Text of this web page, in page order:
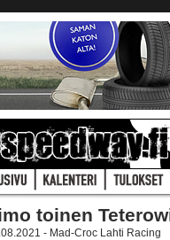
toinen
- Mad-Croc Lahti Racing